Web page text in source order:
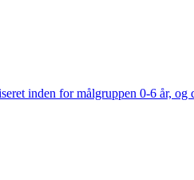
inden for målgruppen 0-6 år, og